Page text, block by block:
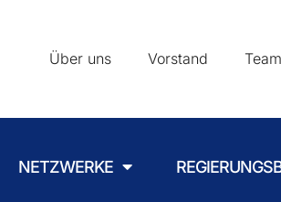
Über uns Vorstand Team
NETZWERKE